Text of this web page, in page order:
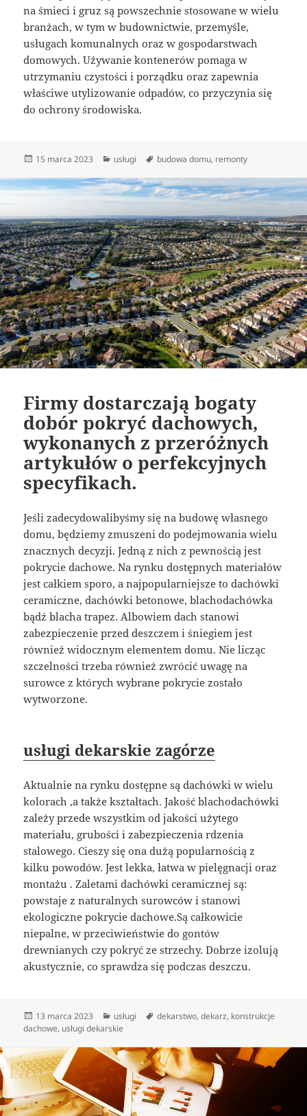
na śmieci i gruz są powszechnie stosowane w wielu
branżach, w tym w budownictwie, przemyśle,
usługach komunalnych oraz w gospodarstwach
domowych. Używanie kontenerów pomaga w
utrzymaniu czystości i porządku oraz zapewnia
właściwe utylizowanie odpadów, co przyczynia się
do ochrony środowiska.
Data
15 marca 2023 Kategorie
usługi Tagi
budowa domu, remonty
Firmy dostarczają bogaty
dobór pokryć dachowych,
wykonanych z przeróżnych
artykułów o perfekcyjnych
specyfikach.
Jeśli zadecydowalibyśmy się na budowę własnego
domu, będziemy zmuszeni do podejmowania wielu
znacznych decyzji. Jedną z nich z pewnością jest
pokrycie dachowe. Na rynku dostępnych materiałów
jest całkiem sporo, a najpopularniejsze to dachówki
ceramiczne, dachówki betonowe, blachodachówka
bądź blacha trapez. Albowiem dach stanowi
zabezpieczenie przed deszczem i śniegiem jest
również widocznym elementem domu. Nie licząc
szczelności trzeba również zwrócić uwagę na
surowce z których wybrane pokrycie zostało
wytworzone.
usługi dekarskie zagórze
Aktualnie na rynku dostępne są dachówki w wielu
kolorach ,a także kształtach. Jakość blachodachówki
zależy przede wszystkim od jakości użytego
materiału, grubości i zabezpieczenia rdzenia
stalowego. Cieszy się ona dużą popularnością z
kilku powodów. Jest lekka, łatwa w pielęgnacji oraz
montażu . Zaletami dachówki ceramicznej są:
powstaje z naturalnych surowców i stanowi
ekologiczne pokrycie dachowe.Są całkowicie
niepalne, w przeciwieństwie do gontów
drewnianych czy pokryć ze strzechy. Dobrze izolują
akustycznie, co sprawdza się podczas deszczu.
Data
publikacji
13 marca 2023 Kategorie
usługi Tagi
dekarstwo,dekarz, konstrukcje
dachowe, usługi dekarskie